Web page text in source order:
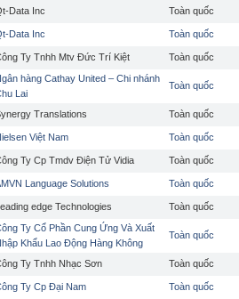
Data Inc Toàn quốc
Data Inc Toàn quốc
Ty Tnhh Mtv Đức Trí Kiệt Toàn quốc
hàng Cathay United – Chi nhánh
Lai
Toàn quốc
Translations Toàn quốc
Việt Nam Toàn quốc
Ty Cp Tmdv Điện Tử Vidia Toàn quốc
Language Solutions Toàn quốc
edge Technologies Toàn quốc
Ty Cổ Phần Cung Ứng Và Xuất
Khẩu Lao Động Hàng Không
Toàn quốc
Ty Tnhh Nhạc Sơn Toàn quốc
Ty Cp Đại Nam Toàn quốc